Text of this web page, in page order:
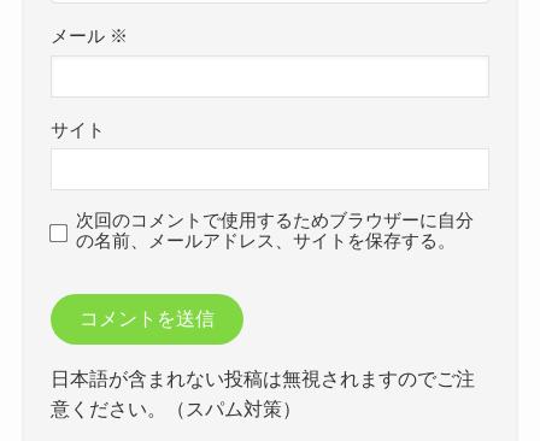
メール ※
サイト
次回のコメントで使用するためブラウザーに自分
の名前、メールアドレス、サイトを保存する。
日本語が含まれない投稿は無視されますのでご注
意ください。（スパム対策）